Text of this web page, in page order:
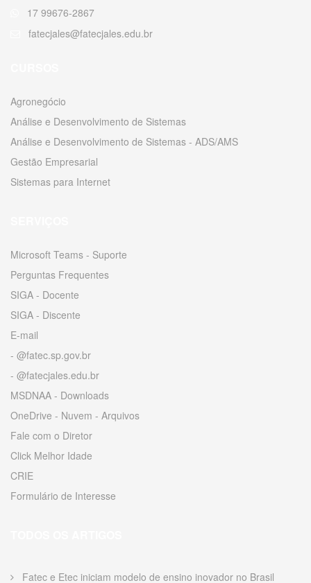
17 99676-2867
fatecjales@fatecjales.edu.br
Agronegócio
Análise e Desenvolvimento de Sistemas
Análise e Desenvolvimento de Sistemas - ADS/AMS
Gestão Empresarial
Sistemas para Internet
Microsoft Teams - Suporte
Perguntas Frequentes
SIGA - Docente
SIGA - Discente
E-mail
- @fatec.sp.gov.br
- @fatecjales.edu.br
MSDNAA - Downloads
OneDrive - Nuvem - Arquivos
Fale com o Diretor
Click Melhor Idade
CRIE
Formulário de Interesse
Fatec e Etec iniciam modelo de ensino inovador no Brasil